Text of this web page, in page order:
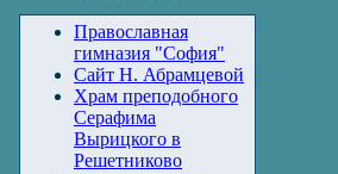
Православная
гимназия "София"
Сайт Н. Абрамцевой
Храм преподобного
Серафима
Вырицкого в
Решетниково